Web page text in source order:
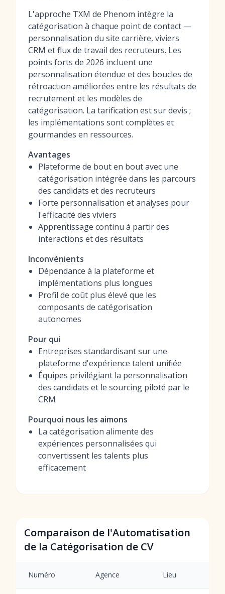
L'approche TXM de Phenom intègre la
catégorisation à chaque point de contact —
personnalisation du site carrière, viviers
CRM et flux de travail des recruteurs. Les
points forts de 2026 incluent une
personnalisation étendue et des boucles de
rétroaction améliorées entre les résultats de
recrutement et les modèles de
catégorisation. La tarification est sur devis ;
les implémentations sont complètes et
gourmandes en ressources.
Avantages
Plateforme de bout en bout avec une
catégorisation intégrée dans les parcours
des candidats et des recruteurs
Forte personnalisation et analyses pour
l'efficacité des viviers
Apprentissage continu à partir des
interactions et des résultats
Inconvénients
Dépendance à la plateforme et
implémentations plus longues
Profil de coût plus élevé que les
composants de catégorisation
autonomes
Pour qui
Entreprises standardisant sur une
plateforme d'expérience talent unifiée
Équipes privilégiant la personnalisation
des candidats et le sourcing piloté par le
CRM
Pourquoi nous les aimons
La catégorisation alimente des
expériences personnalisées qui
convertissent les talents plus
efficacement
Comparaison de l'Automatisation
de la Catégorisation de CV
Numéro Agence Lieu